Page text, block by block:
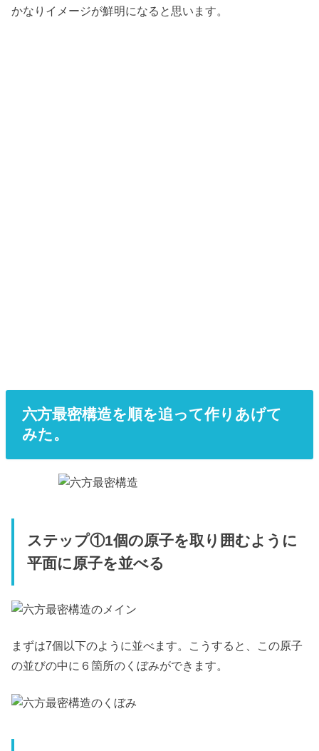
かなりイメージが鮮明になると思います。
六方最密構造を順を追って作りあげて
みた。
ステップ①1個の原子を取り囲むように
平面に原子を並べる
まずは7個以下のように並べます。こうすると、この原子
の並びの中に６箇所のくぼみができます。